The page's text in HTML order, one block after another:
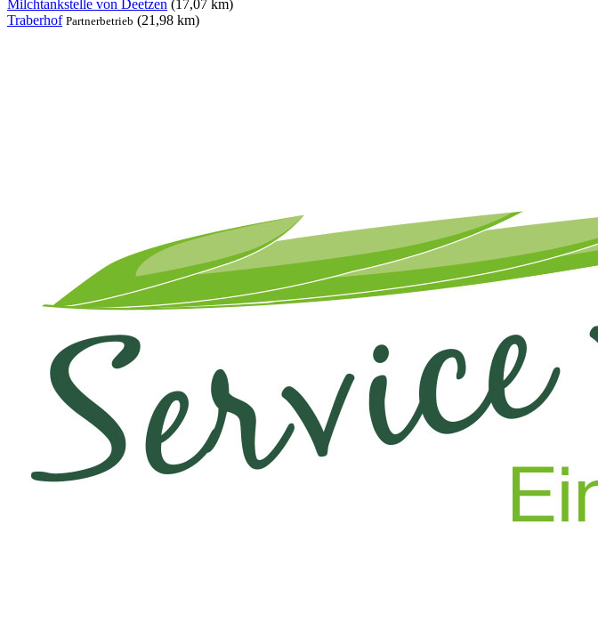
Milchtankstelle von Deetzen (17,07 km)
Traberhof Partnerbetrieb (21,98 km)